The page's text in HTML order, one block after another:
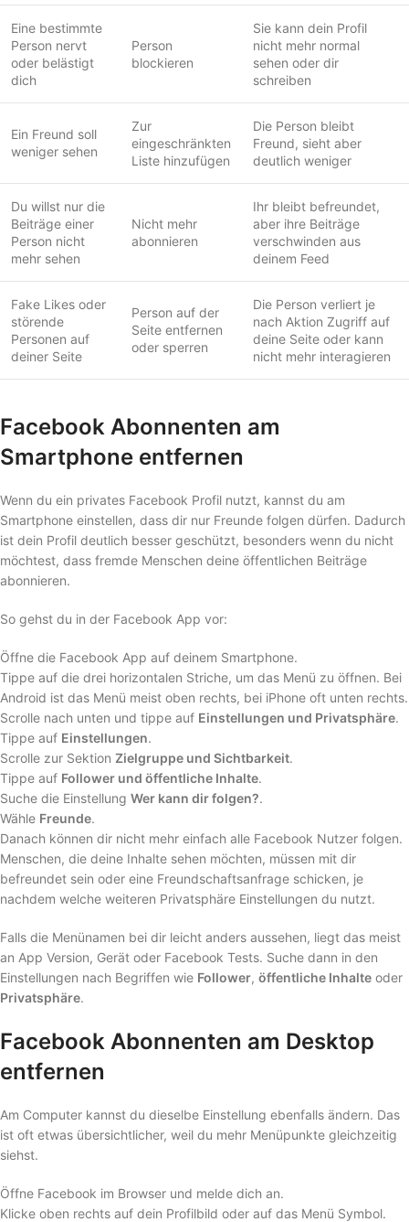
Eine bestimmte
Person nervt
oder belästigt
dich
Person
blockieren
Sie kann dein Profil
nicht mehr normal
sehen oder dir
schreiben
Ein Freund soll
weniger sehen
Zur
eingeschränkten
Liste hinzufügen
Die Person bleibt
Freund, sieht aber
deutlich weniger
Du willst nur die
Beiträge einer
Person nicht
mehr sehen
Nicht mehr
abonnieren
Ihr bleibt befreundet,
aber ihre Beiträge
verschwinden aus
deinem Feed
Fake Likes oder
störende
Personen auf
deiner Seite
Person auf der
Seite entfernen
oder sperren
Die Person verliert je
nach Aktion Zugriff auf
deine Seite oder kann
nicht mehr interagieren
Facebook Abonnenten am
Smartphone entfernen
Wenn du ein privates Facebook Profil nutzt, kannst du am
Smartphone einstellen, dass dir nur Freunde folgen dürfen. Dadurch
ist dein Profil deutlich besser geschützt, besonders wenn du nicht
möchtest, dass fremde Menschen deine öffentlichen Beiträge
abonnieren.
So gehst du in der Facebook App vor:
Öffne die Facebook App auf deinem Smartphone.
Tippe auf die drei horizontalen Striche, um das Menü zu öffnen. Bei
Android ist das Menü meist oben rechts, bei iPhone oft unten rechts.
Scrolle nach unten und tippe auf Einstellungen und Privatsphäre.
Tippe auf Einstellungen.
Scrolle zur Sektion Zielgruppe und Sichtbarkeit.
Tippe auf Follower und öffentliche Inhalte.
Suche die Einstellung Wer kann dir folgen?.
Wähle Freunde.
Danach können dir nicht mehr einfach alle Facebook Nutzer folgen.
Menschen, die deine Inhalte sehen möchten, müssen mit dir
befreundet sein oder eine Freundschaftsanfrage schicken, je
nachdem welche weiteren Privatsphäre Einstellungen du nutzt.
Falls die Menünamen bei dir leicht anders aussehen, liegt das meist
an App Version, Gerät oder Facebook Tests. Suche dann in den
Einstellungen nach Begriffen wie Follower, öffentliche Inhalte oder
Privatsphäre.
Facebook Abonnenten am Desktop
entfernen
Am Computer kannst du dieselbe Einstellung ebenfalls ändern. Das
ist oft etwas übersichtlicher, weil du mehr Menüpunkte gleichzeitig
siehst.
Öffne Facebook im Browser und melde dich an.
Klicke oben rechts auf dein Profilbild oder auf das Menü Symbol.